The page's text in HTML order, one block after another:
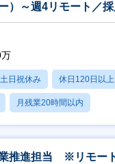
）～週4リモート／
土日祝休み 休日120日以上
月残業20時間以内
推進担当 ※リモー